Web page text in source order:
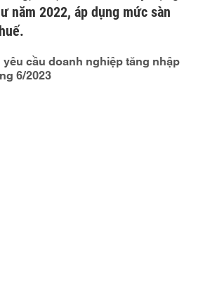
năm 2022, áp dụng mức sàn
cầu doanh nghiệp tăng nhập
6/2023